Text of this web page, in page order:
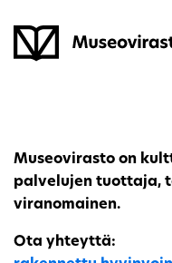
Museovirasto on
palvelujen tuottaja,
viranomainen.
Ota yhteyttä: